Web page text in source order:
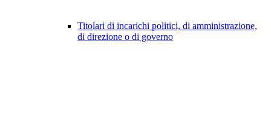
Titolari di incarichi politici, di amministrazione,
di direzione o di governo